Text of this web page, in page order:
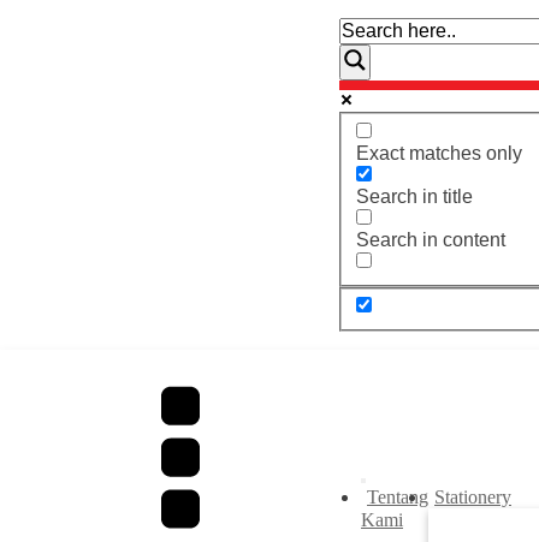
Exact matches only
Search in title
Search in content
Tentang
Kami
Stationery